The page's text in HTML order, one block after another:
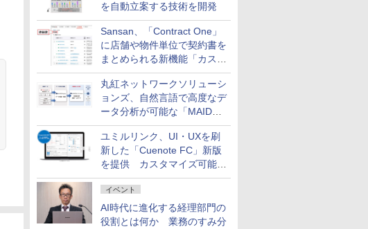
を自動立案する技術を開発
Sansan、「Contract One」
に店舗や物件単位で契約書を
まとめられる新機能「カスタ
ム契約ツリー」を追加
丸紅ネットワークソリューシ
ョンズ、自然言語で高度なデ
ータ分析が可能な「MAIDOA
AI ASSIST」を9月より提供
ユミルリンク、UI・UXを刷
新した「Cuenote FC」新版
を提供 カスタマイズ可能な
ダッシュボード画面を搭載
イベント
AI時代に進化する経理部門の
役割とは何か 業務のすみ分